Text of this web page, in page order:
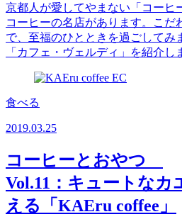
京都人が愛してやまない「コーヒ
コーヒーの名店があります。こだ
で、至福のひとときを過ごして
「カフェ・ヴェルディ」を紹介し
食べる
2019.03.25
コーヒーとおやつ
Vol.11：キュートなカ
える「KAEru coffee」